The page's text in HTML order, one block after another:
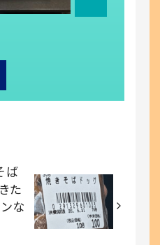
ば
た
な